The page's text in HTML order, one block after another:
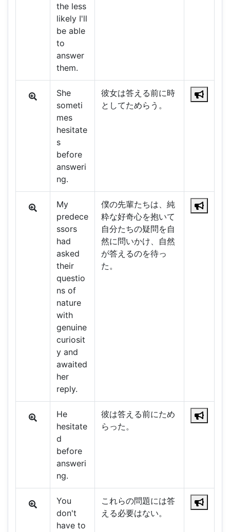
the less
likely I'll
be able
to
answer
them.
She
someti
mes
hesitate
s
before
answeri
ng.
彼女は答える前に時
としてためらう。
My
predece
ssors
had
asked
their
questio
ns of
nature
with
genuine
curiosit
y and
awaited
her
reply.
僕の先輩たちは、純
粋な好奇心を抱いて
自分たちの疑問を自
然に問いかけ、自然
が答えるのを待っ
た。
He
hesitate
d
before
answeri
ng.
彼は答える前にため
らった。
You
don't
have to
これらの問題には答
える必要はない。